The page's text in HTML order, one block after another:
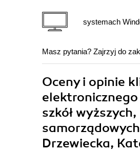
systemach
Masz pytania? Zajrzyj do
Oceny i opinie
szkół
Drzewiecka,